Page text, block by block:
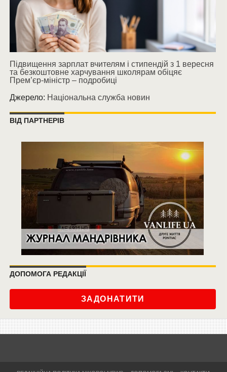
Підвищення зарплат вчителям і стипендій з 1 вересня
та безкоштовне харчування школярам обіцяє
Прем’єр-міністр – подробиці
Джерело: Національна служба новин
ВІД ПАРТНЕРІВ
ДОПОМОГА РЕДАКЦІЇ
ЗАДОНАТИТИ